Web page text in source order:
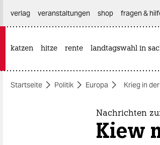
themen
verlag
veranstaltungen shop fragen &
katzen hitze rente landtagswahl in
Startseite Politik Europa Krieg in
Nachrichten
Kiew